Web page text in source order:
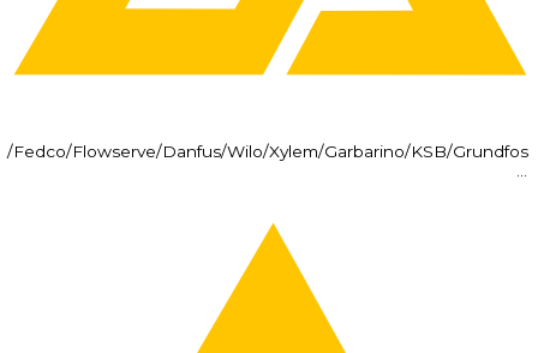
Fedco/Flowserve/Danfus/Wilo/Xylem/Garbarino/KSB/Grundfos/